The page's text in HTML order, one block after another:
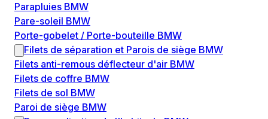
Parapluies BMW
Pare-soleil BMW
Porte-gobelet / Porte-bouteille BMW
Filets de séparation et Parois de siège BMW
Filets anti-remous déflecteur d'air BMW
Filets de coffre BMW
Filets de sol BMW
Paroi de siège BMW